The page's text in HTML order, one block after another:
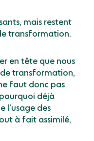
mais restent
transformation.
en tête que nous
de transformation,
faut donc pas
déjà
l’usage des
à fait assimilé,